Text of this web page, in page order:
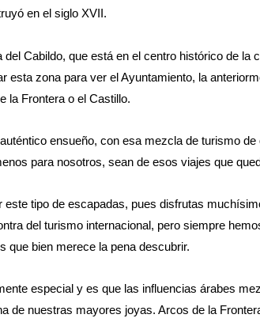
en el siglo XVII.
Cabildo, que está en el centro histórico de la
esta zona para ver el Ayuntamiento, la
la Frontera o el Castillo.
ensueño, con esa mezcla de turismo
para nosotros, sean de esos viajes que
tipo de escapadas, pues disfrutas
del turismo internacional, pero siempre
que bien merece la pena descubrir.
especial y es que las influencias árabes
de nuestras mayores joyas. Arcos de la